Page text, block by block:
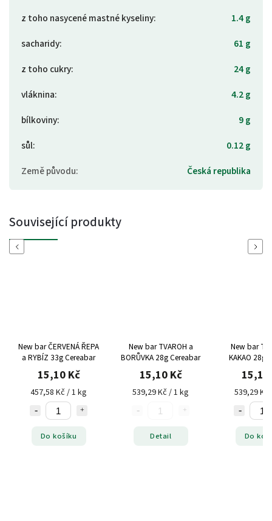
z toho nasycené mastné kyseliny:
1.4 g
sacharidy:
61 g
z toho cukry:
24 g
vláknina:
4.2 g
bílkoviny:
9 g
sůl:
0.12 g
Země původu: Česká republika
Související produkty
Previous
New bar ČERVENÁ ŘEPA
a RYBÍZ 33g Cereabar
15,10 Kč
457,58 Kč / 1 kg
Do košíku
New bar TVAROH a
BORŮVKA 28g Cereabar
15,10 Kč
539,29 Kč / 1 kg
Detail
New bar
KAKAO
15,10
539,29 Kč
Do
Next